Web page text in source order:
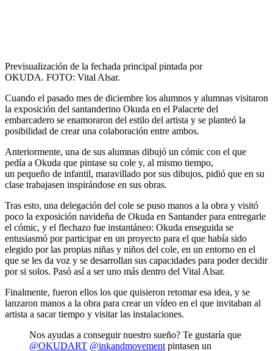
Previsualización de la fechada principal pintada por
OKUDA. FOTO: Vital Alsar.
Cuando el pasado mes de diciembre los alumnos y alumnas visitaron
la exposición del santanderino Okuda en el Palacete del
embarcadero se enamoraron del estilo del artista y se planteó la
posibilidad de crear una colaboración entre ambos.
Anteriormente, una de sus alumnas dibujó un cómic con el que
pedía a Okuda que pintase su cole y, al mismo tiempo,
un pequeño de infantil, maravillado por sus dibujos, pidió que en su
clase trabajasen inspirándose en sus obras.
Tras esto, una delegación del cole se puso manos a la obra y visitó
poco la exposición navideña de Okuda en Santander para entregarle
el cómic, y el flechazo fue instantáneo: Okuda enseguida se
entusiasmó por participar en un proyecto para el que había sido
elegido por las propias niñas y niños del cole, en un entorno en el
que se les da voz y se desarrollan sus capacidades para poder decidir
por si solos. Pasó así a ser uno más dentro del Vital Alsar.
Finalmente, fueron ellos los que quisieron retomar esa idea, y se
lanzaron manos a la obra para crear un vídeo en el que invitaban al
artista a sacar tiempo y visitar las instalaciones.
Nos ayudas a conseguir nuestro sueño? Te gustaría que
@OKUDART @inkandmovement pintasen un